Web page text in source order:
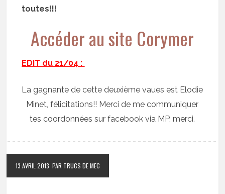
toutes!!!
Accéder au site Corymer
EDIT du 21/04 :
La gagnante de cette deuxième vaues est Elodie
Minet, félicitations!! Merci de me communiquer
tes coordonnées sur facebook via MP, merci.
13 AVRIL 2013 PAR TRUCS DE MEC